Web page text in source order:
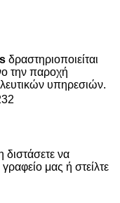
δραστηριοποιείται
την παροχή
υπηρεσιών.
διστάσετε να
μας ή στείλτε